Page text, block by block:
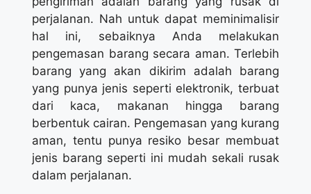
perjalanan. Nah untuk dapat meminimalisir
hal ini, sebaiknya Anda melakukan
pengemasan barang secara aman. Terlebih
barang yang akan dikirim adalah barang
yang punya jenis seperti elektronik, terbuat
dari kaca, makanan hingga barang
berbentuk cairan. Pengemasan yang kurang
aman, tentu punya resiko besar membuat
jenis barang seperti ini mudah sekali rusak
dalam perjalanan.